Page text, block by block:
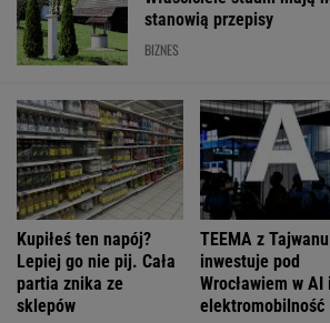
stanowią przepisy
BIZNES
Kupiłeś ten napój?
Lepiej go nie pij. Cała
partia znika ze
sklepów
TEEMA z Tajwanu
inwestuje pod
Wrocławiem w AI i
elektromobilność